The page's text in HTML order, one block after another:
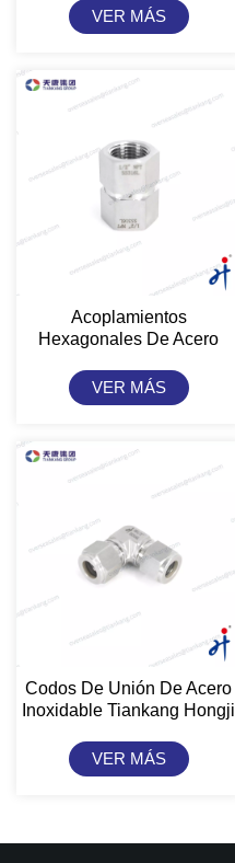
Para Accesorios De Tubo
VER MÁS
Acoplamientos
Hexagonales De Acero
Para Tubos
VER MÁS
Codos De Unión De Acero
Inoxidable Tiankang Hongji
VER MÁS